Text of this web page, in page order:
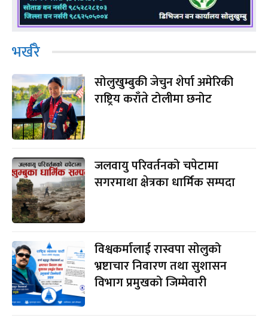
भर्खरै
सोलुखुम्बुकी जेचुन शेर्पा अमेरिकी
राष्ट्रिय कराँते टोलीमा छनोट
जलवायु परिवर्तनको चपेटामा
सगरमाथा क्षेत्रका धार्मिक सम्पदा
विश्वकर्मालाई रास्वपा सोलुको
भ्रष्टाचार निवारण तथा सुशासन
विभाग प्रमुखको जिम्मेवारी